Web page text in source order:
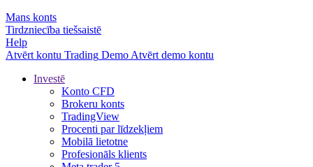
Mans konts
Tirdzniecība tiešsaistē
Help
Atvērt kontu Trading Demo Atvērt demo kontu
Investē
Konto CFD
Brokeru konts
TradingView
Procenti par līdzekļiem
Mobilā lietotne
Profesionāls klients